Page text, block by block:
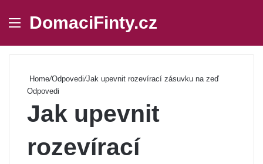
Menu
DomaciFinty.cz
Home/Odpovedi/Jak upevnit rozevírací zásuvku na zeď
Odpovedi
Jak upevnit
rozevírací